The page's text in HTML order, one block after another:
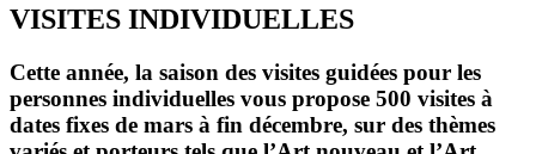
VISITES INDIVIDUELLES
Cette année, la saison des visites guidées pour les
personnes individuelles vous propose 500 visites à
dates fixes de mars à fin décembre, sur des thèmes